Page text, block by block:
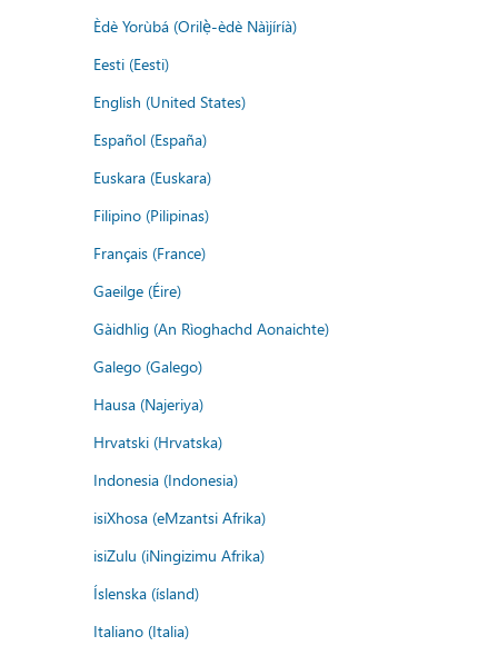
Èdè Yorùbá (Orilẹ̀-èdè Nàìjíríà)
Eesti (Eesti)
English (United States)
Español (España)
Euskara (Euskara)
Filipino (Pilipinas)
Français (France)
Gaeilge (Éire)
Gàidhlig (An Rìoghachd Aonaichte)
Galego (Galego)
Hausa (Najeriya)
Hrvatski (Hrvatska)
Indonesia (Indonesia)
isiXhosa (eMzantsi Afrika)
isiZulu (iNingizimu Afrika)
Íslenska (ísland)
Italiano (Italia)